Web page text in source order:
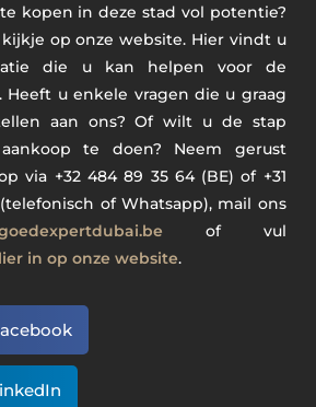
kopen in deze stad vol potentie?
op onze website. Hier vindt u
die u kan helpen voor de
Heeft u enkele vragen die u graag
aan ons? Of wilt u de stap
te doen? Neem gerust
via +32 484 89 35 64 (BE) of +31
of Whatsapp), mail ons
of vul
in op onze website.